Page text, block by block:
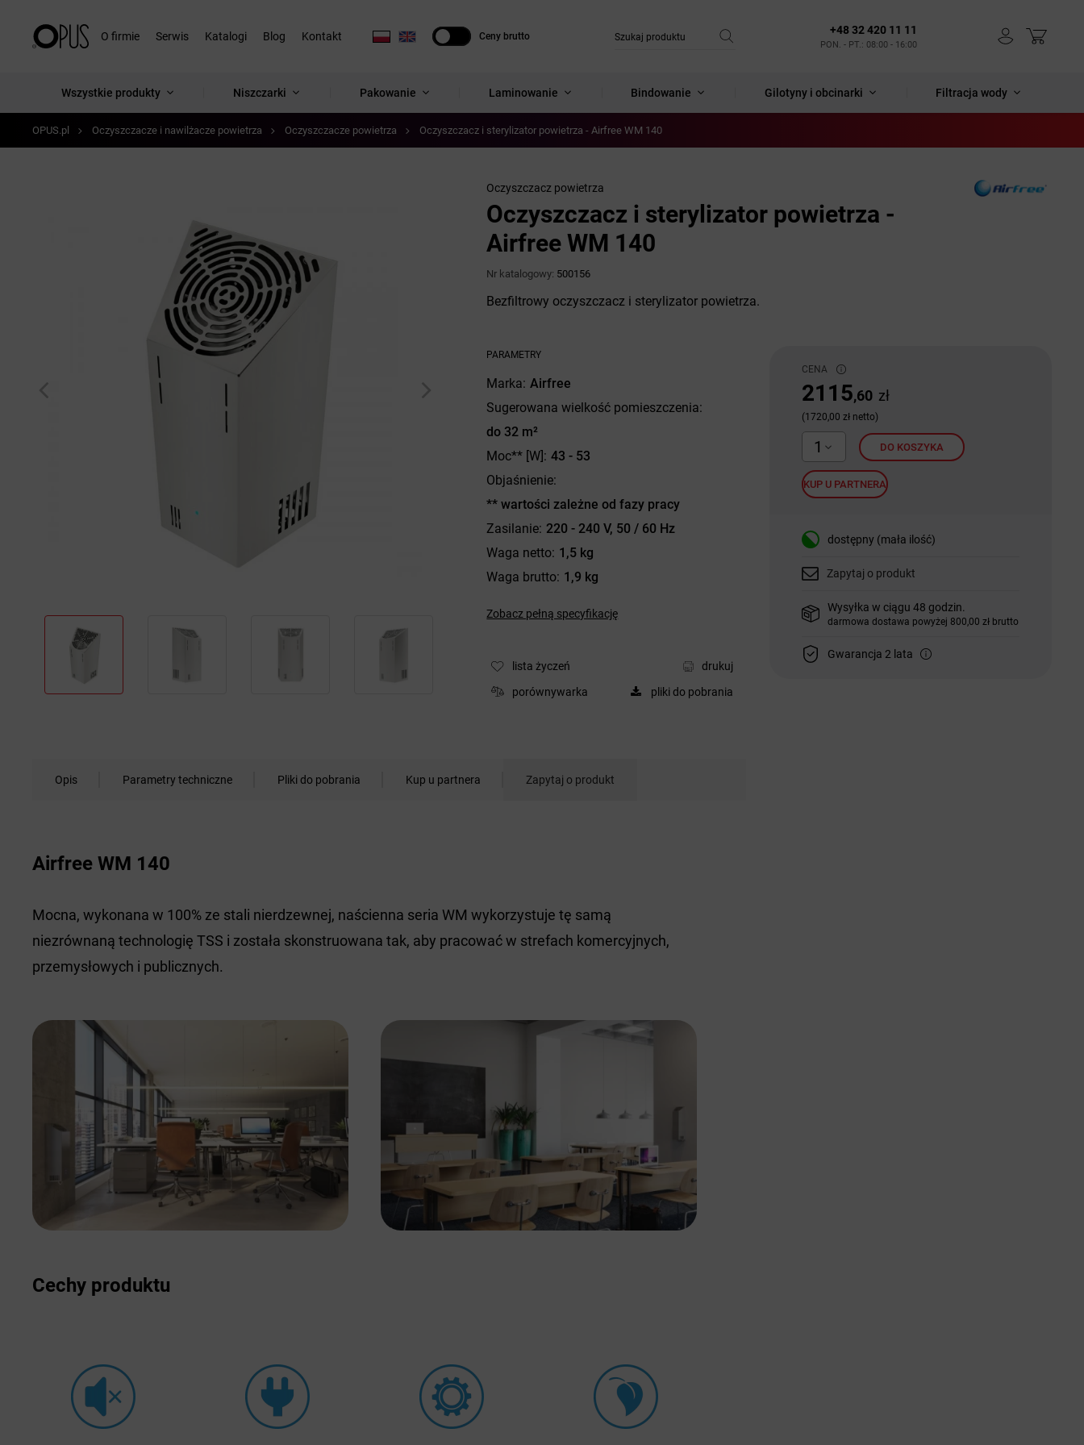
O firmie Serwis Katalogi Blog Kontakt
Ceny brutto
+48 32 420 11 11
PON. - PT.: 08:00 - 16:00
Wszystkie produkty Niszczarki Pakowanie Laminowanie Bindowanie Gilotyny i obcinarki Filtracja wody
OPUS.pl Oczyszczacze i nawilżacze powietrza Oczyszczacze powietrza Oczyszczacz i sterylizator powietrza - Airfree WM 140
Oczyszczacz powietrza
Oczyszczacz i sterylizator powietrza -
Airfree WM 140
Nr katalogowy: 500156
PARAMETRY
Marka Airfree
Sugerowana wielkość pomieszczenia
do 32 m²
Moc** [W] 43 - 53
Objaśnienie
** wartości zależne od fazy pracy
Zasilanie 220 - 240 V, 50 / 60 Hz
Waga netto 1,5 kg
Waga brutto 1,9 kg
Zobacz pełną specyfikację
lista życzeń
drukuj
porównywarka
pliki do pobrania
CENA
2115,60 zł
(1720,00 zł netto)
1 DO KOSZYKA
KUP U PARTNERA
dostępny (mała ilość)
Zapytaj o produkt
Wysyłka w ciągu 48 godzin.
darmowa dostawa powyżej 800,00 zł brutto
Gwarancja 2 lata
Bezfiltrowy oczyszczacz i sterylizator powietrza.
Opis Parametry techniczne Pliki do pobrania Kup u partnera Zapytaj o produkt
Airfree WM 140
Mocna, wykonana w 100% ze stali nierdzewnej, naścienna seria WM wykorzystuje tę samą
niezrównaną technologię TSS i została skonstruowana tak, aby pracować w strefach komercyjnych,
przemysłowych i publicznych.
Cechy produktu